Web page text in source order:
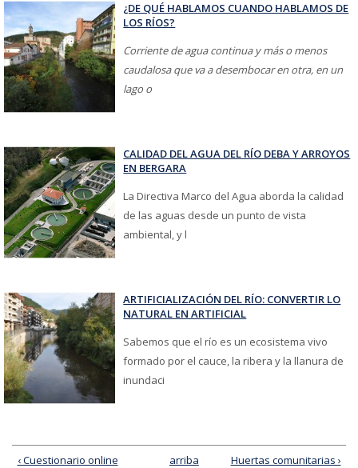
¿DE QUÉ HABLAMOS CUANDO HABLAMOS DE
LOS RÍOS?
Corriente de agua continua y más o menos
caudalosa que va a desembocar en otra, en un
lago o
CALIDAD DEL AGUA DEL RÍO DEBA Y ARROYOS
EN BERGARA
La Directiva Marco del Agua aborda la calidad
de las aguas desde un punto de vista
ambiental, y l
ARTIFICIALIZACIÓN DEL RÍO: CONVERTIR LO
NATURAL EN ARTIFICIAL
Sabemos que el río es un ecosistema vivo
formado por el cauce, la ribera y la llanura de
inundaci
‹ Cuestionario online arriba
Huertas comunitarias ›